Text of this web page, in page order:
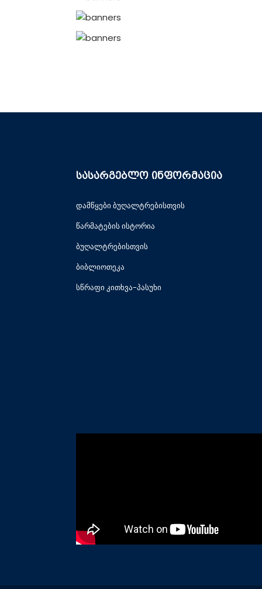
სასარგებლო ინფორმაცია
დამწყები ბუღალტრებისთვის
წარმატების ისტორია
ბუღალტრებისთვის
ბიბლიოთეკა
სწრაფი კითხვა-პასუხი